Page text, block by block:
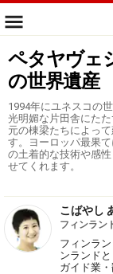
ペタヤヴェ
の世界遺産
1994年にユネスコの
光明媚な片田舎にた
元の棟梁たちによっ
す。ヨーロッパ最果
の土着的な技術や感
せてくれます。
こばやし
フィンラン
フィンラ
ンランド
ガイド業・